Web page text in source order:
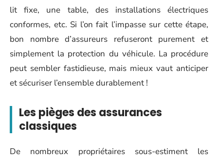
lit fixe, une table, des installations électriques
conformes, etc. Si l’on fait l’impasse sur cette étape,
bon nombre d’assureurs refuseront purement et
simplement la protection du véhicule. La procédure
peut sembler fastidieuse, mais mieux vaut anticiper
et sécuriser l’ensemble durablement !
Les pièges des assurances
classiques
De nombreux propriétaires sous-estiment les